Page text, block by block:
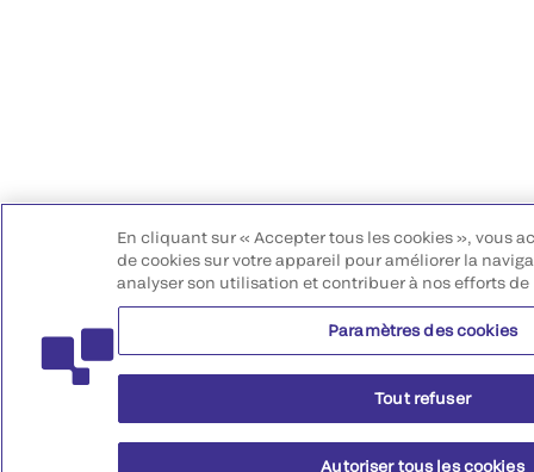
En cliquant sur « Accepter tous les cookies », vous
de cookies sur votre appareil pour améliorer la
analyser son utilisation et contribuer à nos efforts
Paramètres des cookies
Tout refuser
Autoriser tous les cookies